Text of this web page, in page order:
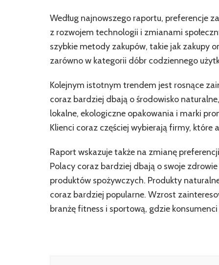
Według najnowszego raportu, preferencje
z rozwojem technologii i zmianami
szybkie metody zakupów, takie jak zakupy
zarówno w kategorii dóbr codziennego
Kolejnym istotnym trendem jest rosnące
coraz bardziej dbają o środowisko
lokalne, ekologiczne opakowania i marki
Klienci coraz częściej wybierają firmy, które
Raport wskazuje także na zmianę
Polacy coraz bardziej dbają o swoje
produktów spożywczych. Produkty
coraz bardziej popularne. Wzrost
branżę fitness i sportową, gdzie